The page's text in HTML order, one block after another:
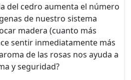
del cedro aumenta el número
de nuestro sistema
madera (cuanto más
sentir inmediatamente más
de las rosas nos ayuda a
y seguridad?